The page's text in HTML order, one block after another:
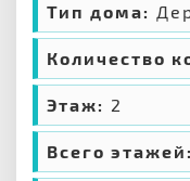
Тип дома:
Количество
Этаж: 2
Всего этажей: